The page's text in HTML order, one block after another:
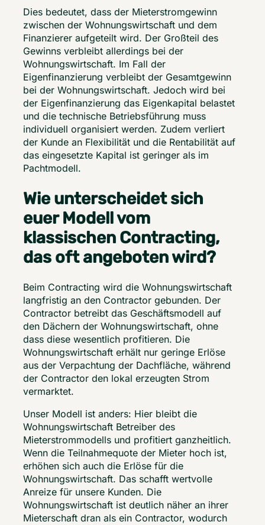
Dies bedeutet, dass der Mieterstromgewinn
zwischen der Wohnungswirtschaft und dem
Finanzierer aufgeteilt wird. Der Großteil des
Gewinns verbleibt allerdings bei der
Wohnungswirtschaft. Im Fall der
Eigenfinanzierung verbleibt der Gesamtgewinn
bei der Wohnungswirtschaft. Jedoch wird bei
der Eigenfinanzierung das Eigenkapital belastet
und die technische Betriebsführung muss
individuell organisiert werden. Zudem verliert
der Kunde an Flexibilität und die Rentabilität auf
das eingesetzte Kapital ist geringer als im
Pachtmodell.
Wie unterscheidet sich
euer Modell vom
klassischen Contracting,
das oft angeboten wird?
Beim Contracting wird die Wohnungswirtschaft
langfristig an den Contractor gebunden. Der
Contractor betreibt das Geschäftsmodell auf
den Dächern der Wohnungswirtschaft, ohne
dass diese wesentlich profitieren. Die
Wohnungswirtschaft erhält nur geringe Erlöse
aus der Verpachtung der Dachfläche, während
der Contractor den lokal erzeugten Strom
vermarktet.
Unser Modell ist anders: Hier bleibt die
Wohnungswirtschaft Betreiber des
Mieterstrommodells und profitiert ganzheitlich.
Wenn die Teilnahmequote der Mieter hoch ist,
erhöhen sich auch die Erlöse für die
Wohnungswirtschaft. Das schafft wertvolle
Anreize für unsere Kunden. Die
Wohnungswirtschaft ist deutlich näher an ihrer
Mieterschaft dran als ein Contractor, wodurch